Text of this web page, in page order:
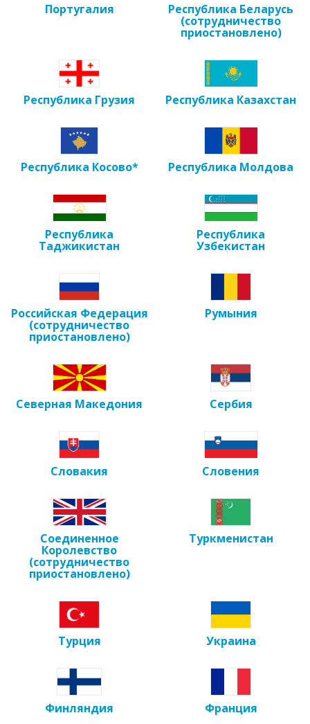
Португалия Республика Беларусь
(сотрудничество
приостановлено)
Республика Грузия Республика Казахстан
Республика Косово* Республика Молдова
Республика
Таджикистан
Республика
Узбекистан
Российская Федерация
(сотрудничество
приостановлено)
Румыния
Северная Македония Сербия
Словакия Словения
Соединенное
Королевство
(сотрудничество
приостановлено)
Туркменистан
Турция Украина
Финляндия Франция